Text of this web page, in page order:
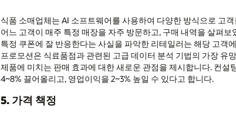
식품 소매업체는 AI 소프트웨어를 사용하여 다양한 방식으로 고
어느 고객이 매주 특정 매장을 자주 방문하고, 구매 내역을 살펴
특정 쿠폰에 잘 반응한다는 사실을 파악한 리테일러는 해당 고객
프로모션은 식료품점과 관련된 고급 데이터 분석 기법의 가장 유
제품에 미치는 판매 효과에 대한 새로운 관점을 제시합니다. 컨
4~8% 끌어올리고, 영업이익을 2~3% 높일 수 있다고 합니다.
5. 가격 책정